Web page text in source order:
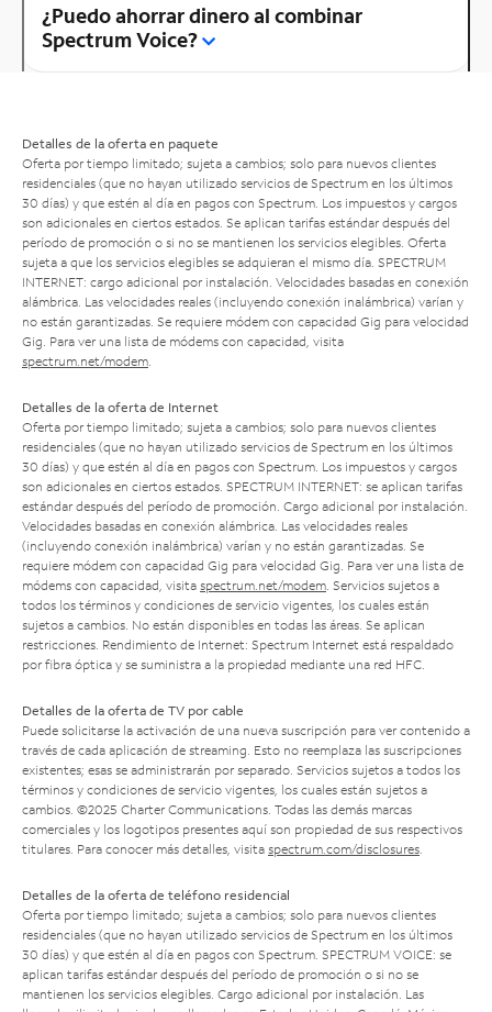
¿Puedo ahorrar dinero al combinar
Spectrum Voice?
Detalles de la oferta en paquete
Oferta por tiempo limitado; sujeta a cambios; solo para nuevos clientes
residenciales (que no hayan utilizado servicios de Spectrum en los últimos
30 días) y que estén al día en pagos con Spectrum. Los impuestos y cargos
son adicionales en ciertos estados. Se aplican tarifas estándar después del
período de promoción o si no se mantienen los servicios elegibles. Oferta
sujeta a que los servicios elegibles se adquieran el mismo día. SPECTRUM
INTERNET: cargo adicional por instalación. Velocidades basadas en conexión
alámbrica. Las velocidades reales (incluyendo conexión inalámbrica) varían y
no están garantizadas. Se requiere módem con capacidad Gig para velocidad
Gig. Para ver una lista de módems con capacidad, visita
spectrum.net/modem
Detalles de la oferta de Internet
Oferta por tiempo limitado; sujeta a cambios; solo para nuevos clientes
residenciales (que no hayan utilizado servicios de Spectrum en los últimos
30 días) y que estén al día en pagos con Spectrum. Los impuestos y cargos
son adicionales en ciertos estados. SPECTRUM INTERNET: se aplican tarifas
estándar después del período de promoción. Cargo adicional por instalación.
Velocidades basadas en conexión alámbrica. Las velocidades reales
(incluyendo conexión inalámbrica) varían y no están garantizadas. Se
requiere módem con capacidad Gig para velocidad Gig. Para ver una lista de
módems con capacidad, visita spectrum.net/modem . Servicios sujetos a
todos los términos y condiciones de servicio vigentes, los cuales están
sujetos a cambios. No están disponibles en todas las áreas. Se aplican
restricciones. Rendimiento de Internet: Spectrum Internet está respaldado
por fibra óptica y se suministra a la propiedad mediante una red HFC.
Detalles de la oferta de TV por cable
Puede solicitarse la activación de una nueva suscripción para ver contenido a
través de cada aplicación de streaming. Esto no reemplaza las suscripciones
existentes; esas se administrarán por separado. Servicios sujetos a todos los
términos y condiciones de servicio vigentes, los cuales están sujetos a
cambios. ©2025 Charter Communications. Todas las demás marcas
comerciales y los logotipos presentes aquí son propiedad de sus respectivos
titulares. Para conocer más detalles, visita spectrum.com/disclosures
Detalles de la oferta de teléfono residencial
Oferta por tiempo limitado; sujeta a cambios; solo para nuevos clientes
residenciales (que no hayan utilizado servicios de Spectrum en los últimos
30 días) y que estén al día en pagos con Spectrum. SPECTRUM VOICE: se
aplican tarifas estándar después del período de promoción o si no se
mantienen los servicios elegibles. Cargo adicional por instalación. Las